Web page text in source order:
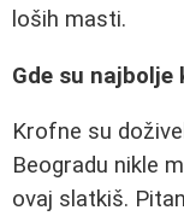
loših masti.
Gde su najbolje
Krofne su
Beogradu nikle
ovaj slatkiš.